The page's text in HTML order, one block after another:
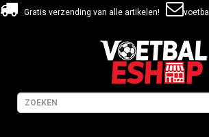
Gratis verzending van alle artikelen!